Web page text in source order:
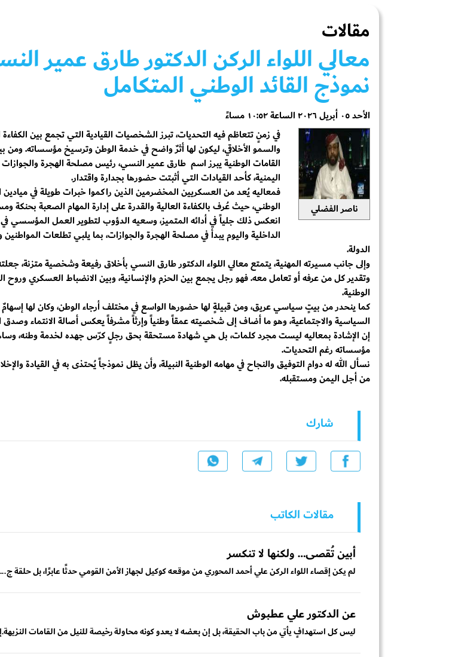
مقالات
معالي اللواء الركن الدكتور طارق عمير
نموذج القائد الوطني المتكامل
الأحد ٠٥ أبريل ٢٠٢٦ الساعة ١٠:٥٢ مساءً
ناصر الفضلي
في زمنٍ تتعاظم فيه التحديات، تبرز الشخصيات القيادية التي تجمع بين الكفاءة
والسمو الأخلاقي، ليكون لها أثرٌ واضح في خدمة الوطن وترسيخ مؤسساته. ومن
القامات الوطنية يبرز اسم طارق عمير النسي، رئيس مصلحة الهجرة والجوازات
اليمنية، كأحد القيادات التي أثبتت حضورها بجدارة واقتدار.
فمعاليه يُعد من العسكريين المخضرمين الذين راكموا خبرات طويلة في
الوطني، حيث عُرف بالكفاءة العالية والقدرة على إدارة المهام الصعبة بحنكة
انعكس ذلك جلياً في أدائه المتميز، وسعيه الدؤوب لتطوير العمل المؤسسي في
الداخلية واليوم يبدأ في مصلحة الهجرة والجوازات، بما يلبي تطلعات
الدولة.
وإلى جانب مسيرته المهنية، يتمتع معالي اللواء الدكتور طارق النسي بأخلاق رفيعة وشخصية متزنة،
وتقدير كل من عرفه أو تعامل معه. فهو رجل يجمع بين الحزم والإنسانية، وبين الانضباط العسكري وروح
الوطنية.
كما ينحدر من بيتٍ سياسي عريق، ومن قبيلةٍ لها حضورها الواسع في مختلف أرجاء الوطن، وكان لها إسهامٌ
السياسية والاجتماعية، وهو ما أضاف إلى شخصيته عمقاً وطنياً وإرثاً مشرفاً يعكس أصالة الانتماء وصدق
إن الإشادة بمعاليه ليست مجرد كلمات، بل هي شهادة مستحقة بحق رجلٍ كرّس جهده لخدمة وطنه،
مؤسساته رغم التحديات.
نسأل الله له دوام التوفيق والنجاح في مهامه الوطنية النبيلة، وأن يظل نموذجاً يُحتذى به في القيادة
من أجل اليمن ومستقبله.
شارك
مقالات الكاتب
أبين تُقصى… ولكنها لا تنكسر
لم يكن إقصاء اللواء الركن علي أحمد المحوري من موقعه كوكيل لجهاز الأمن القومي حدثًا عابرًا، بل حلقة ج...
عن الدكتور علي عطبوش
ليس كل استهدافٍ يأتي من باب الحقيقة، بل إن بعضه لا يعدو كونه محاولة رخيصة للنيل من القامات